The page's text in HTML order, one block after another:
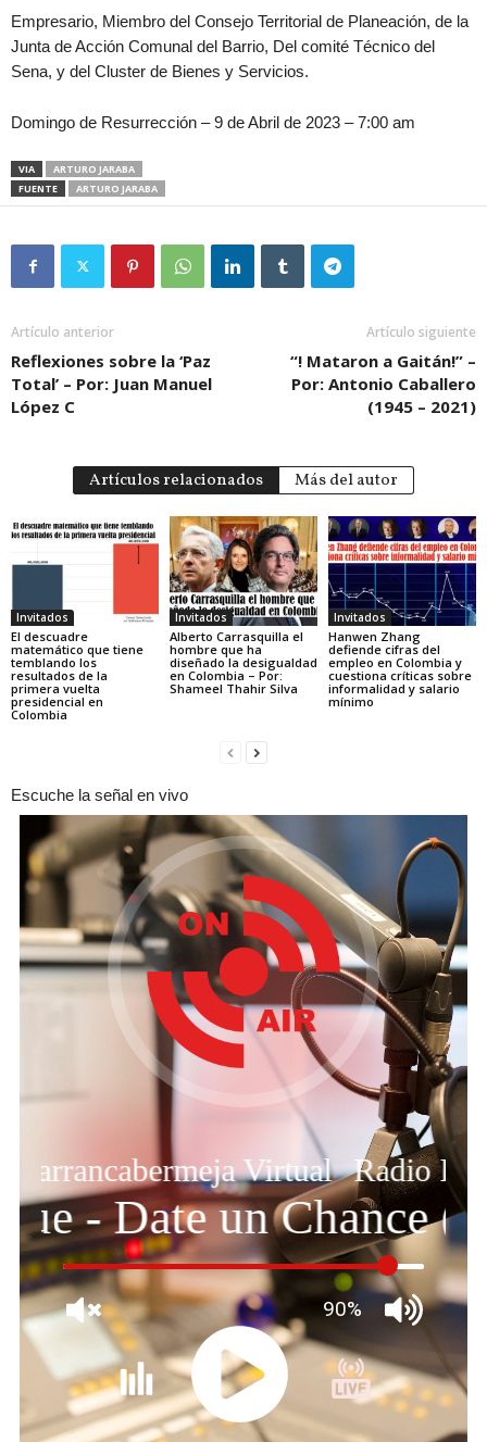
Empresario, Miembro del Consejo Territorial de Planeación, de la
Junta de Acción Comunal del Barrio, Del comité Técnico del
Sena, y del Cluster de Bienes y Servicios.
Domingo de Resurrección – 9 de Abril de 2023 – 7:00 am
VIA
ARTURO JARABA
FUENTE
ARTURO JARABA
Artículo anterior
Reflexiones sobre la ‘Paz
Total’ – Por: Juan Manuel
López C
Artículo siguiente
“! Mataron a Gaitán!” –
Por: Antonio Caballero
(1945 – 2021)
Artículos relacionados Más del autor
Invitados
El descuadre
matemático que tiene
temblando los
resultados de la
primera vuelta
presidencial en
Colombia
Invitados
Alberto Carrasquilla el
hombre que ha
diseñado la desigualdad
en Colombia – Por:
Shameel Thahir Silva
Invitados
Hanwen Zhang
defiende cifras del
empleo en Colombia y
cuestiona críticas sobre
informalidad y salario
mínimo
Escuche la señal en vivo